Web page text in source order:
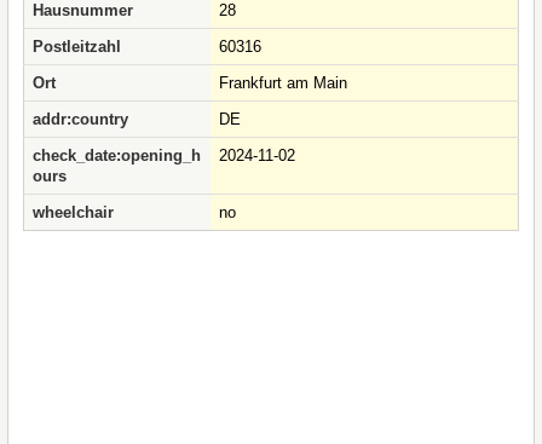
Hausnummer
28
Postleitzahl
60316
Ort
Frankfurt am Main
addr:country
DE
check_date:opening_h
ours
2024-11-02
wheelchair no